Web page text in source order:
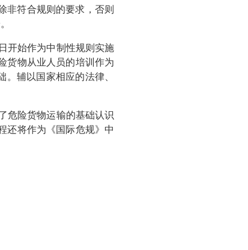
非符合规则的要求，否则
开始作为中制性规则实施
货物从业人员的培训作为
辅以国家相应的法律、
危险货物运输的基础认识
还将作为《国际危规》中